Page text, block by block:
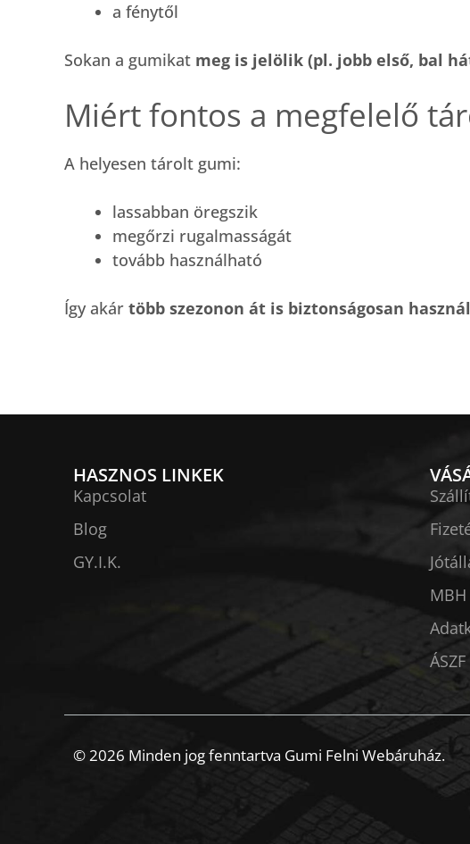
a fénytől
Sokan a gumikat meg is jelölik (pl. jobb első, bal
Miért fontos a megfelelő
A helyesen tárolt gumi:
lassabban öregszik
megőrzi rugalmasságát
tovább használható
Így akár több szezonon át is biztonságosan
HASZNOS LINKEK
Kapcsolat
Blog
GY.I.K.
ÁSZF
© 2026 Minden jog fenntartva Gumi Felni Webáruház.